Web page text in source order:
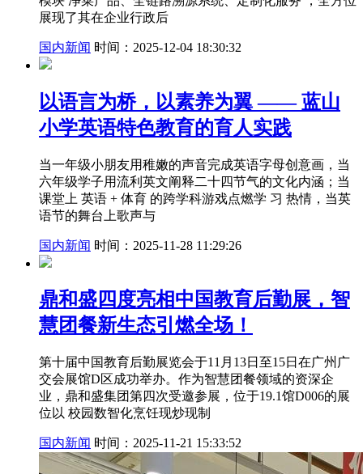
展现了其在企业行政后
国内新闻 时间：2025-12-04 18:30:32
以语言为桥，以素养为翼 —— 蓝山
小学英语特色教育的育人实践
当一年级小朋友用稚嫩的声音完成英语字母创意画，当
六年级学子用流利英文阐释二十四节气的文化内涵；当
课堂上 英语 + 体育 的跨学科游戏点燃学 习 热情，当英
语节的舞台上歌声与
国内新闻 时间：2025-11-28 11:29:26
鼎和盛四度亮相中国教育后勤展，智
慧团餐新生态引燃全场！
第十届中国教育后勤展览会于11月13日至15日在广州广
交会展馆D区成功举办。作为智慧团餐领域的资深企
业，鼎和盛集团第四次受邀参展，位于19.1馆D006的展
位以 校园数智化烹饪现炒现制
国内新闻 时间：2025-11-21 15:33:52